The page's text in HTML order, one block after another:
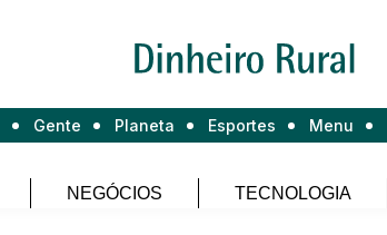
Gente Planeta Esportes Menu
NEGÓCIOS TECNOLOGIA